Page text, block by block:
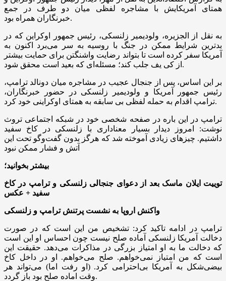
همتای آمریکایش با مشاجره لفظی میان دو طرف در جمع
خبرنگاران همراه بود.
به نقل از الجزیره، ولودیمیر زلنسکی، رئیس جمهور اوکراین که در
بدترین شرایط ممکن در جنگ با روسیه به سر می‌برد اکنون به
آمریکا سفر کرده است تا بتواند رضایت واشنگتن برای حمایت بیشتر
از کی یف جلب کند؛ مسئله‌ای که بعید است محقق شود.
بر این اساس، پس از جنجال عجیب در مشاجره میان دونالد ترامپ،
رئیس جمهور آمریکا و ولودیمیر زلنسکی در حضور خبرنگاران،
ترامپ اقدام به حمله لفظی بی سابقه به همتای اوکراینی خود کرد.
ترامپ در این باره در صفحه شخصی خود در شبکه اجتماعی تروث
نوشت: امروز دیدار بسیار معناداری با زلنسکی در کاخ سفید
داشتیم. چیزهای زیادی آموخته شد که هرگز بدون گفت‌وگو تحت این
آتش و فشار ممکن نبود
بیشتر بخوانید؛
توییت ایلان ماسک بعد از دعوای جنجالی زلنسکی و ترامپ در کاخ
ترامپ در ادامه تاکید کرد: تشخیص من این است که در صورت
دخالت آمریکا زلنسکی آماده صلح نیست چون احساس او این است
که دخالت ما به او امتیاز بزرگی در مذاکرات می‌دهد. حقیقت این
است که من امتیاز نمی‌خواهم. صلح می‌خواهم. او در داخل کاخ
بیضی‌شکل به آمریکا بی‌احترامی کرد. (او رفت اما) می‌تواند هر
وقت اماده صلح بود باز گردد.